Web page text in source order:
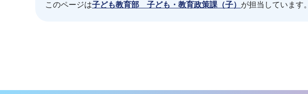
このページは子ども教育部 子ども・教育政策課（子） が担当しています。
こ